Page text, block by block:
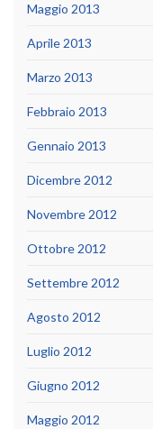
Maggio 2013
Aprile 2013
Marzo 2013
Febbraio 2013
Gennaio 2013
Dicembre 2012
Novembre 2012
Ottobre 2012
Settembre 2012
Agosto 2012
Luglio 2012
Giugno 2012
Maggio 2012